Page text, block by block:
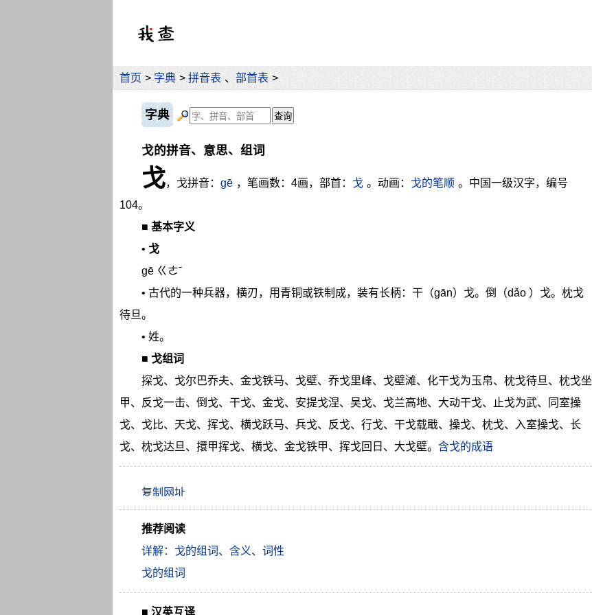
首页 > 字典 > 拼音表 、 部首表 >
字典
戈的拼音、意思、组词
戈，戈拼音： gē ，笔画数：4画，部首： 戈 。动画： 戈的笔顺 。中国一级汉字，编号
104。
■ 基本字义
• 戈
gē ㄍㄜˉ
• 古代的一种兵器，横刃，用青铜或铁制成，装有长柄：干（gān）戈。倒（dǎo ）戈。枕戈
待旦。
• 姓。
■ 戈组词
探戈、戈尔巴乔夫、金戈铁马、戈壁、乔戈里峰、戈壁滩、化干戈为玉帛、枕戈待旦、枕戈坐
甲、反戈一击、倒戈、干戈、金戈、安提戈涅、吴戈、戈兰高地、大动干戈、止戈为武、同室操
戈、戈比、天戈、挥戈、横戈跃马、兵戈、反戈、行戈、干戈载戢、操戈、枕戈、入室操戈、长
戈、枕戈达旦、擐甲挥戈、横戈、金戈铁甲、挥戈回日、大戈壁。 含戈的成语
推荐阅读
详解：戈的组词、含义、词性
戈的组词
■ 汉英互译